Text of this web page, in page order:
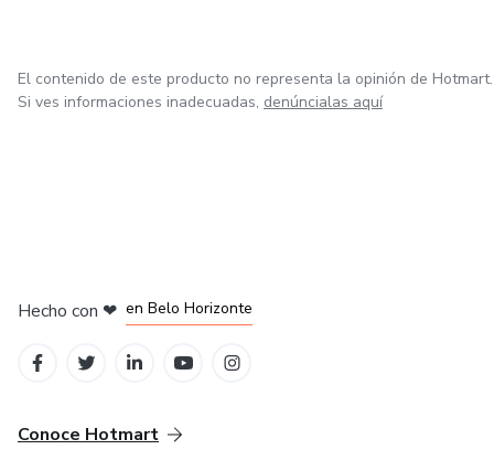
Su vida es una carta expuesta que refleja la obra redentora
de Cristo, porque cuando todo parecía imposible… ¡Él lo
El contenido de este producto no representa la opinión de Hotmart.
Si ves informaciones inadecuadas, denúncialas aquí
Hecho con ❤ en Belo Horizonte
Conoce Hotmart